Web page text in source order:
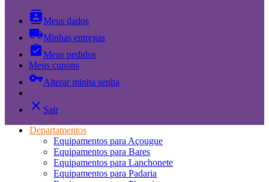
contactsMeus dados
local_shippingMinhas entregas
assignment_turned_inMeus pedidos
Meus cupons
vpn_keyAlterar minha senha
close Sair
Departamentos
Equipamentos para Açougue
Equipamentos para Bares
Equipamentos para Lanchonete
Equipamentos para Padaria